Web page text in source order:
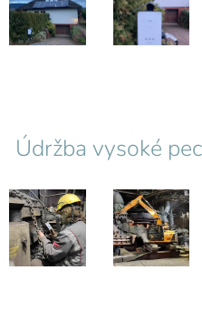
Údržba vysoké